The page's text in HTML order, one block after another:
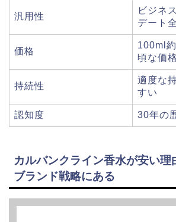
汎用性
ビジネ
デート
価格
100ml
頃な価格
持続性
適度な
すい
認知度 30年の
カルバンクライン香水が安い理
ブランド戦略にある